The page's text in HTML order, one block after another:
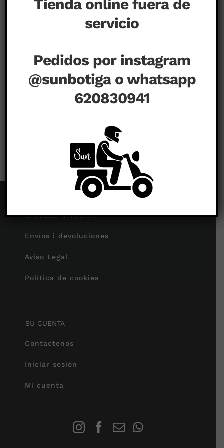
Comentarios desactivadosen
SERVICIO AL CLIENTE
Envíos i devoluciones
Aviso Legal
Política de cookies
SU CUENTA
Contactenos
Iniciar sesión
Mi cuenta
Tienda online fuera de
servicio
Pedidos por instagram
@sunbotiga o whatsapp
620830941